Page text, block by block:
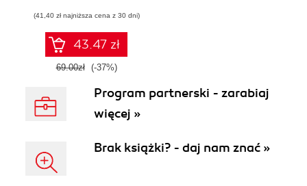
współczesnej
sztucznej
inteligencji
(41,40 zł najniższa cena z 30 dni)
43.47 zł
69.00zł (-37%)
Program partnerski - zarabiaj
więcej »
Brak książki? - daj nam znać »